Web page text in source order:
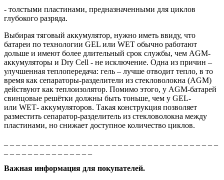
- толстыми пластинами, предназначенными для циклов
глубокого разряда.
Выбирая тяговый аккумулятор, нужно иметь ввиду, что
батареи по технологии GEL или WET обычно работают
дольше и имеют более длительный срок службы, чем AGM-
аккумуляторы и Dry Cell - не исключение. Одна из причин –
улучшенная теплопередача: гель – лучше отводит тепло, в то
время как сепараторы-разделители из стекловолокна (AGM)
действуют как теплоизолятор. Помимо этого, у AGM-батарей
свинцовые решётки должны быть тоньше, чем у GEL-
или WET- аккумуляторов. Такая конструкция позволяет
разместить сепаратор-разделитель из стекловолокна между
пластинами, но снижает доступное количество циклов.
Важная информация для покупателей.